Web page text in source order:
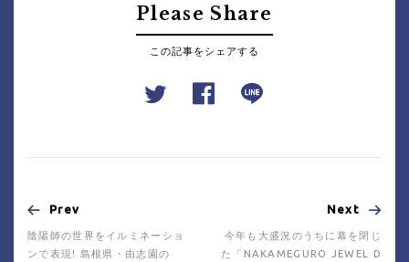
Please Share
この記事をシェアする
Prev
陰陽師の世界をイルミネーショ
ンで表現! 島根県・由志園の
Next
今年も大盛況のうちに幕を閉じ
た「NAKAMEGURO JEWEL D